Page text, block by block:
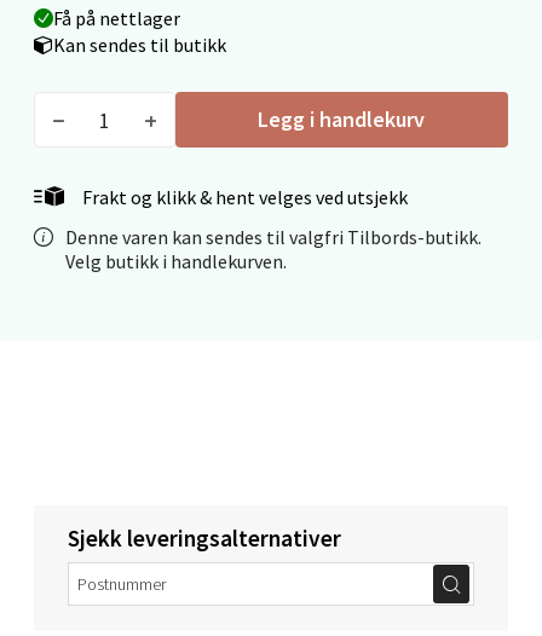
Få på nettlager
Kan sendes til butikk
Legg i handlekurv
Frakt og klikk & hent velges ved utsjekk
Denne varen kan sendes til valgfri Tilbords-butikk.
Velg butikk i handlekurven.
Sjekk leveringsalternativer
Mo i Rana - Thon Senter Mo i Rana
Fridtjof Nansensgate 22, 8622 Mo i Rana
Åpent i dag 09-19
0 i butikk
Åpent i dag 10-20
0 i butikk